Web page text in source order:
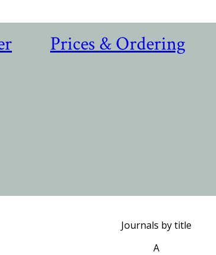
Prices & Ordering
Journals by title
A